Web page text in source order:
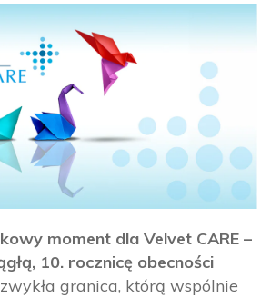
moment dla Velvet CARE –
10. rocznicę obecności
granica, którą wspólnie